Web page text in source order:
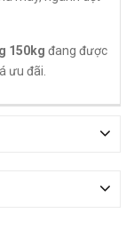
150kg đang được
ưu đãi.